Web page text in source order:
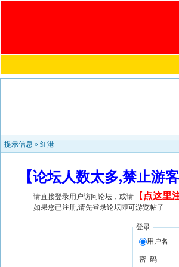
提示信息 » 红港
【论坛人数太多,禁止游
请直接登录用户访问论坛，或请 【 点这里
如果您已注册,请先登录论坛即可游览帖子
登录
用户名
密 码